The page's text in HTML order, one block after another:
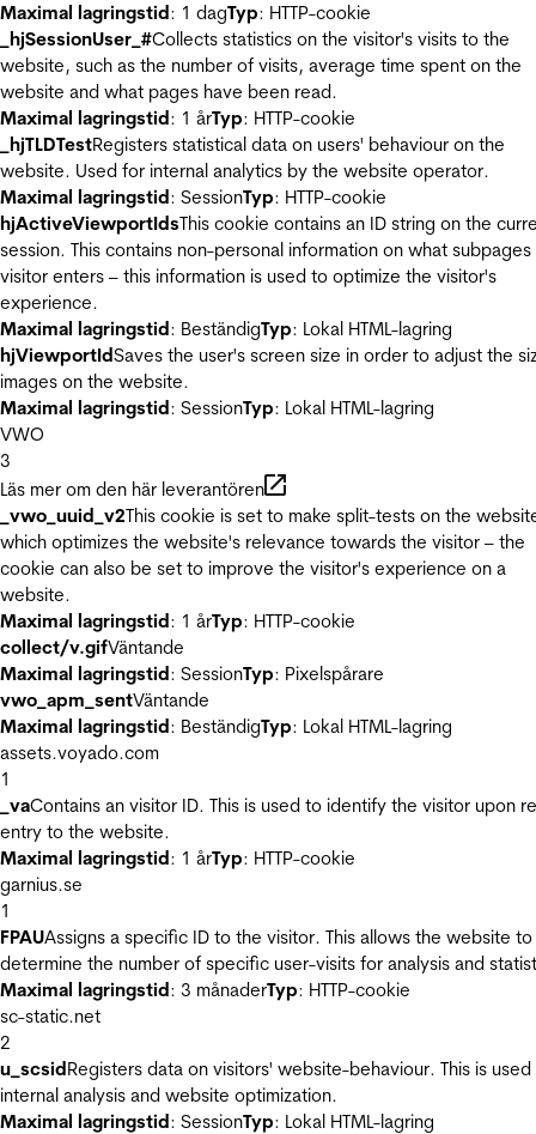
Maximal lagringstid: 1 dagTyp: HTTP-cookie
_hjSessionUser_#Collects statistics on the visitor's visits to the
website, such as the number of visits, average time spent on the
website and what pages have been read.
Maximal lagringstid: 1 årTyp: HTTP-cookie
_hjTLDTestRegisters statistical data on users' behaviour on the
website. Used for internal analytics by the website operator.
Maximal lagringstid: SessionTyp: HTTP-cookie
hjActiveViewportIdsThis cookie contains an ID string on the
session. This contains non-personal information on what
visitor enters – this information is used to optimize the visitor's
experience.
Maximal lagringstid: BeständigTyp: Lokal HTML-lagring
hjViewportIdSaves the user's screen size in order to adjust the
images on the website.
Maximal lagringstid: SessionTyp: Lokal HTML-lagring
VWO
3
Läs mer om den här leverantören
_vwo_uuid_v2This cookie is set to make split-tests on the
which optimizes the website's relevance towards the visitor – the
cookie can also be set to improve the visitor's experience on a
website.
Maximal lagringstid: 1 årTyp: HTTP-cookie
collect/v.gifVäntande
Maximal lagringstid: SessionTyp: Pixelspårare
vwo_apm_sentVäntande
Maximal lagringstid: BeständigTyp: Lokal HTML-lagring
assets.voyado.com
1
_vaContains an visitor ID. This is used to identify the visitor upon
entry to the website.
Maximal lagringstid: 1 årTyp: HTTP-cookie
garnius.se
1
FPAUAssigns a specific ID to the visitor. This allows the website to
determine the number of specific user-visits for analysis and
Maximal lagringstid: 3 månaderTyp: HTTP-cookie
sc-static.net
2
u_scsidRegisters data on visitors' website-behaviour. This is
internal analysis and website optimization.
Maximal lagringstid: SessionTyp: Lokal HTML-lagring